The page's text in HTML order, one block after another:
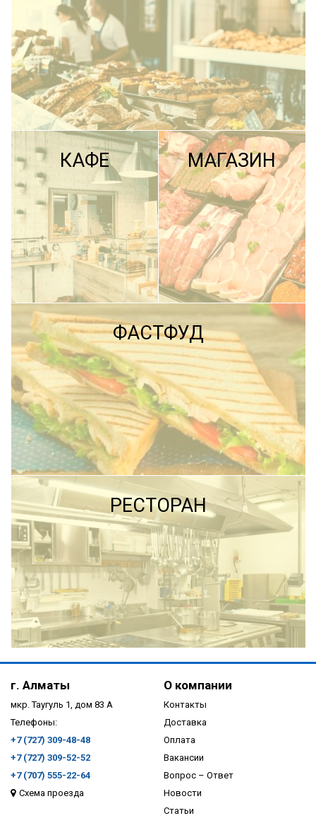
ПОДРОБНЕЕ
КАФЕ
ПОДРОБНЕЕ
МАГАЗИН
ПОДРОБНЕЕ
ФАСТФУД
ПОДРОБНЕЕ
РЕСТОРАН
ПОДРОБНЕЕ
г. Алматы
мкр. Таугуль 1, дом 83 А
Телефоны:
+7 (727) 309-48-48
+7 (727) 309-52-52
+7 (707) 555-22-64
Схема проезда
О компании
Контакты
Доставка
Оплата
Вакансии
Вопрос – Ответ
Новости
Статьи